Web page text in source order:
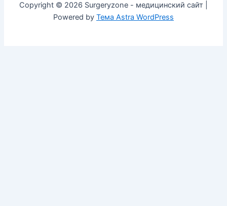
Copyright © 2026 Surgeryzone - медицинский сайт |
Powered by Тема Astra WordPress